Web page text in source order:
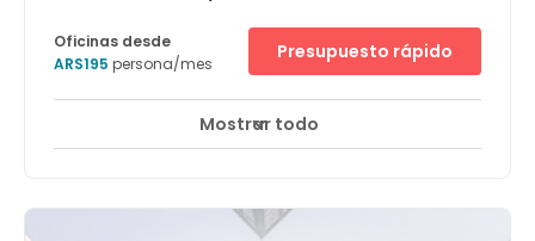
Oficinas desde
ARS195 persona/mes
Presupuesto rápido
Mostrar todo